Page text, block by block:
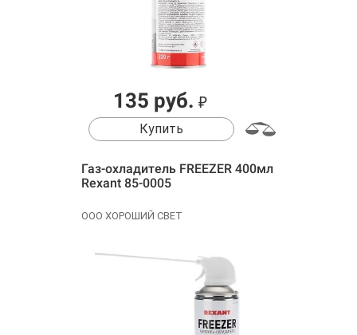
135 руб. ₽
Купить
Газ-охладитель FREEZER 400мл
Rexant 85-0005
ООО ХОРОШИЙ СВЕТ